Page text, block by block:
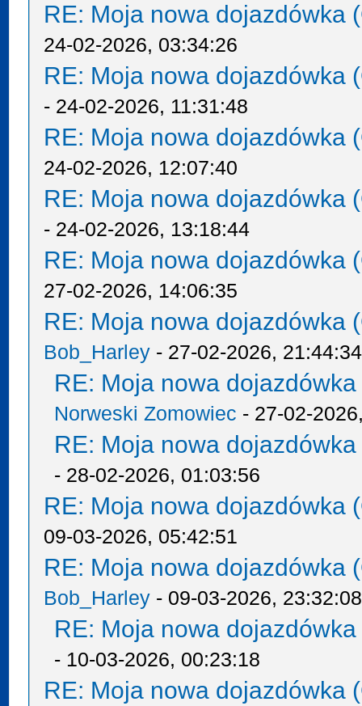
RE: Moja nowa dojazdówka
24-02-2026, 03:34:26
RE: Moja nowa dojazdówka
- 24-02-2026, 11:31:48
RE: Moja nowa dojazdówka
24-02-2026, 12:07:40
RE: Moja nowa dojazdówka
- 24-02-2026, 13:18:44
RE: Moja nowa dojazdówka
27-02-2026, 14:06:35
RE: Moja nowa dojazdówka
Bob_Harley - 27-02-2026, 21:44:34
RE: Moja nowa
Norweski Zomowiec - 27-02-
RE: Moja nowa
- 28-02-2026, 01:03:56
RE: Moja nowa dojazdówka
09-03-2026, 05:42:51
RE: Moja nowa dojazdówka
Bob_Harley - 09-03-2026, 23:32:08
RE: Moja nowa
- 10-03-2026, 00:23:18
RE: Moja nowa dojazdówka